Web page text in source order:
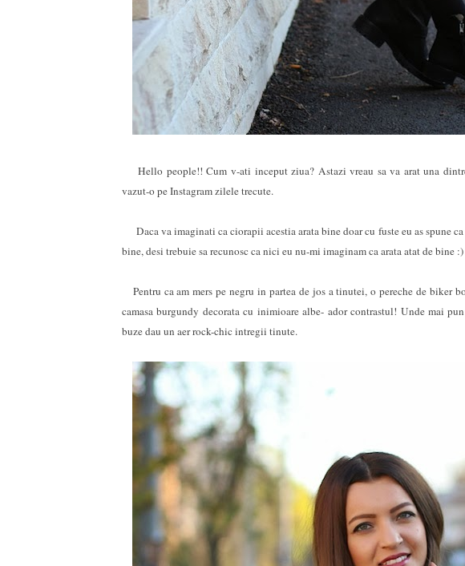
Hello people!! Cum v-ati inceput ziua? Astazi vreau sa va arat una
vazut-o pe Instagram zilele trecute.
Daca va imaginati ca ciorapii acestia arata bine doar cu fuste eu as spune
bine, desi trebuie sa recunosc ca nici eu nu-mi imaginam ca arata atat de bine :)
Pentru ca am mers pe negru in partea de jos a tinutei, o pereche de biker
camasa burgundy decorata cu inimioare albe- ador contrastul! Unde mai
buze dau un aer rock-chic intregii tinute.